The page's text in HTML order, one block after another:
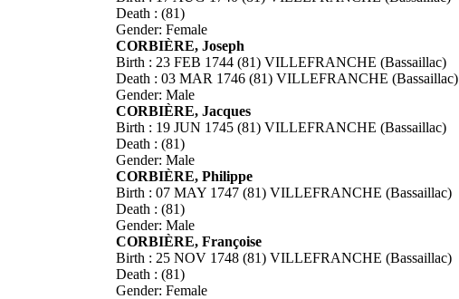
Death : (81)
Gender: Female
CORBIÈRE, Joseph
Birth : 23 FEB 1744 (81) VILLEFRANCHE (Bassaillac)
Death : 03 MAR 1746 (81) VILLEFRANCHE (Bassaillac)
Gender: Male
CORBIÈRE, Jacques
Birth : 19 JUN 1745 (81) VILLEFRANCHE (Bassaillac)
Death : (81)
Gender: Male
CORBIÈRE, Philippe
Birth : 07 MAY 1747 (81) VILLEFRANCHE (Bassaillac)
Death : (81)
Gender: Male
CORBIÈRE, Françoise
Birth : 25 NOV 1748 (81) VILLEFRANCHE (Bassaillac)
Death : (81)
Gender: Female